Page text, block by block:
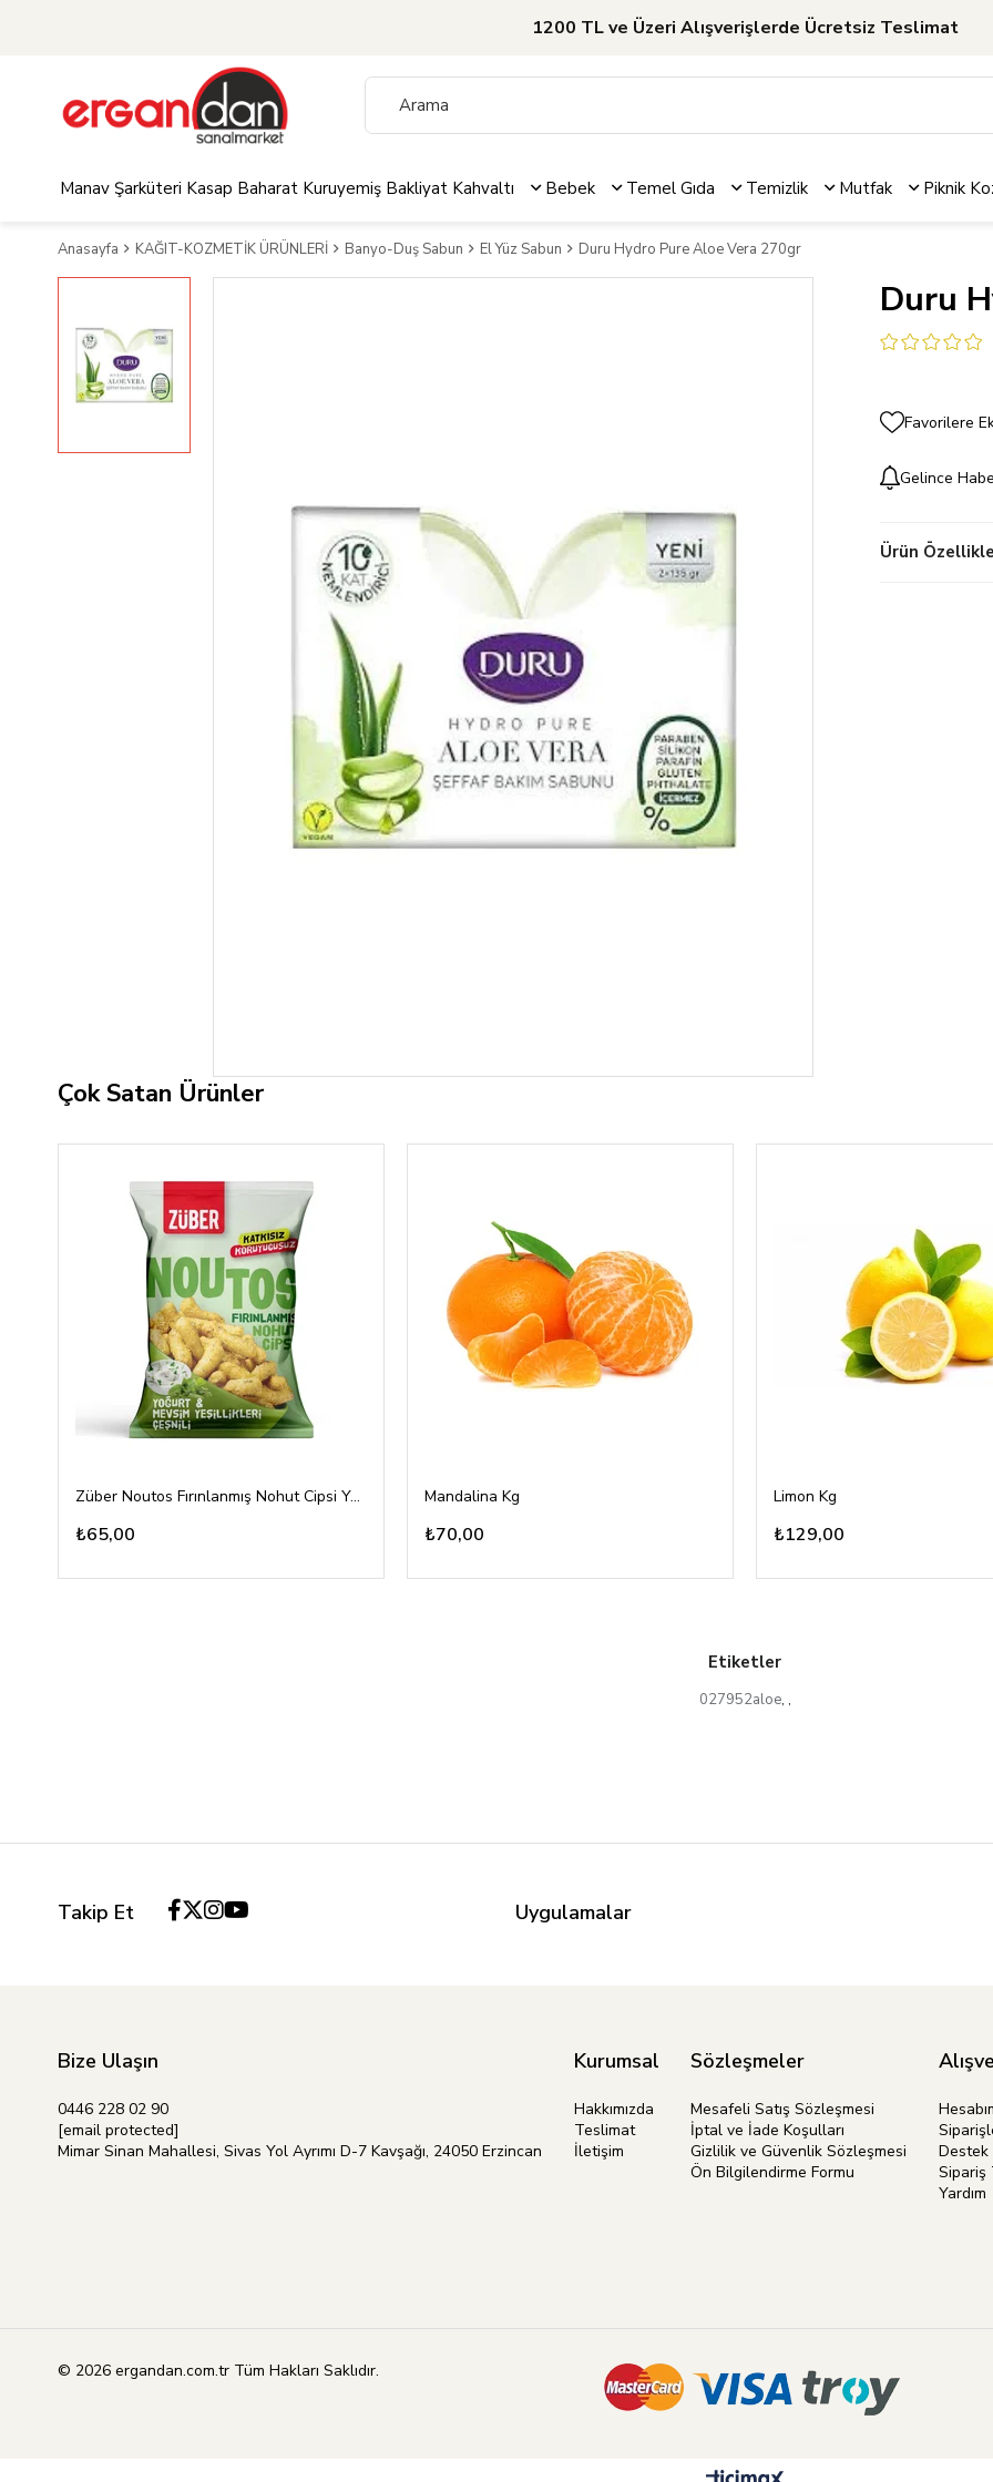
1200 TL ve Üzeri Alışverişlerde Ücretsiz Teslimat
Manav Şarküteri Kasap Baharat Kuruyemiş Bakliyat Kahvaltı Bebek Temel Gıda Temizlik Mutfak Piknik
Anasayfa KAĞIT-KOZMETİK ÜRÜNLERİ Banyo-Duş Sabun El Yüz Sabun Duru Hydro Pure Aloe Vera 270gr
Duru
Favorilere
Gelince
Ürün
Çok Satan Ürünler
Züber Noutos Fırınlanmış Nohut Cipsi Yoğurt Mevsim Yeşillikleri 55gr
₺65,00
Mandalina Kg
₺70,00
Limon Kg
₺129,00
Etiketler
027952aloe, ,
Takip Et Uygulamalar
Bize Ulaşın
0446 228 02 90
[email protected]
Mimar Sinan Mahallesi, Sivas Yol Ayrımı D-7 Kavşağı, 24050 Erzincan
Kurumsal
Hakkımızda
Teslimat
İletişim
Sözleşmeler
Mesafeli Satış Sözleşmesi
İptal ve İade Koşulları
Gizlilik ve Güvenlik Sözleşmesi
Ön Bilgilendirme Formu
Destek
Sipariş
Yardım
© 2026 ergandan.com.tr Tüm Hakları Saklıdır.